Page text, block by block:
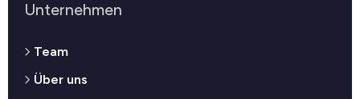
Unternehmen
Team
Über uns